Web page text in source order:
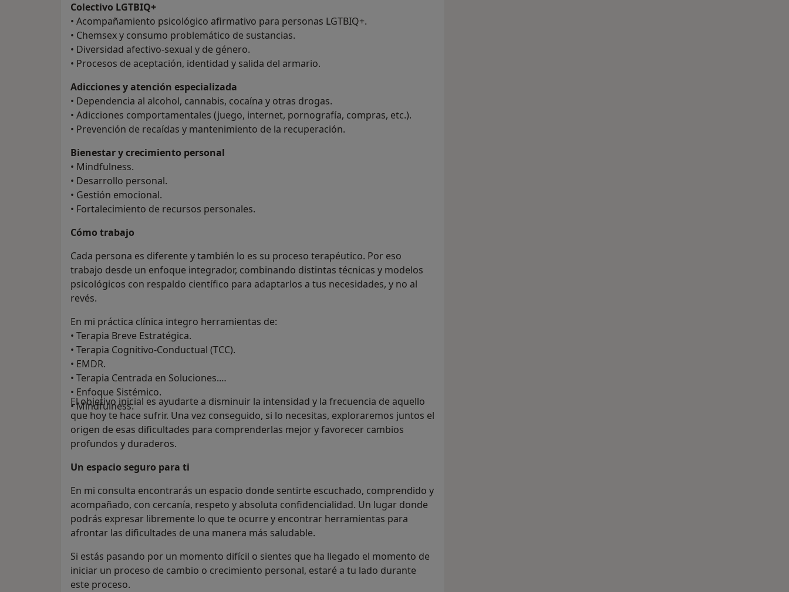
Colectivo LGTBIQ+
• Acompañamiento psicológico afirmativo para personas LGTBIQ+.
• Chemsex y consumo problemático de sustancias.
• Diversidad afectivo-sexual y de género.
• Procesos de aceptación, identidad y salida del armario.
Adicciones y atención especializada
• Dependencia al alcohol, cannabis, cocaína y otras drogas.
• Adicciones comportamentales (juego, internet, pornografía, compras, etc.).
• Prevención de recaídas y mantenimiento de la recuperación.
Bienestar y crecimiento personal
• Mindfulness.
• Desarrollo personal.
• Gestión emocional.
• Fortalecimiento de recursos personales.
Cómo trabajo
Cada persona es diferente y también lo es su proceso terapéutico. Por eso
trabajo desde un enfoque integrador, combinando distintas técnicas y modelos
psicológicos con respaldo científico para adaptarlos a tus necesidades, y no al
revés.
En mi práctica clínica integro herramientas de:
• Terapia Breve Estratégica.
• Terapia Cognitivo-Conductual (TCC).
• EMDR.
• Terapia Centrada en Soluciones.
• Enfoque Sistémico.
• Mindfulness.
El objetivo inicial es ayudarte a disminuir la intensidad y la frecuencia de aquello
que hoy te hace sufrir. Una vez conseguido, si lo necesitas, exploraremos juntos el
origen de esas dificultades para comprenderlas mejor y favorecer cambios
profundos y duraderos.
Un espacio seguro para ti
En mi consulta encontrarás un espacio donde sentirte escuchado, comprendido y
acompañado, con cercanía, respeto y absoluta confidencialidad. Un lugar donde
podrás expresar libremente lo que te ocurre y encontrar herramientas para
afrontar las dificultades de una manera más saludable.
Si estás pasando por un momento difícil o sientes que ha llegado el momento de
iniciar un proceso de cambio o crecimiento personal, estaré a tu lado durante
este proceso.